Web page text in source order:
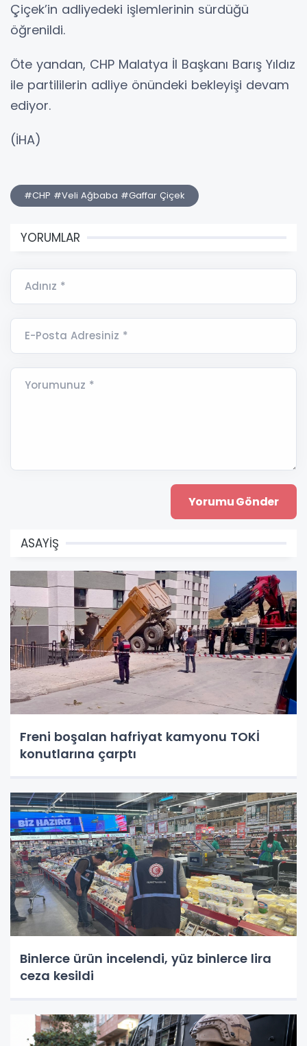
Çiçek’in adliyedeki işlemlerinin sürdüğü
öğrenildi.
Öte yandan, CHP Malatya İl Başkanı Barış Yıldız
ile partililerin adliye önündeki bekleyişi devam
ediyor.
(İHA)
#CHP #Veli Ağbaba #Gaffar Çiçek
YORUMLAR
Adınız *
E-Posta Adresiniz *
Yorumunuz *
ASAYİŞ
Freni boşalan hafriyat kamyonu TOKİ
konutlarına çarptı
Binlerce ürün incelendi, yüz binlerce lira
ceza kesildi